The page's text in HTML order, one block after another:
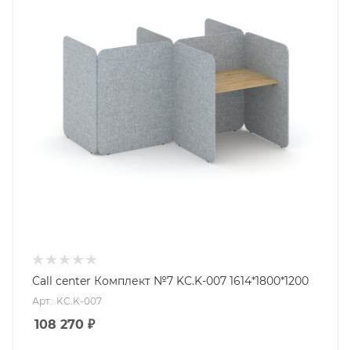
Call center Комплект №7 KC.K-007 1614*1800*1200
Арт.: KC.K-007
108 270 ₽